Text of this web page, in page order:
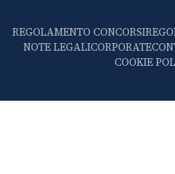
REGOLAMENTO CONCORSI
NOTE LEGALICORPORATE
COOKIE